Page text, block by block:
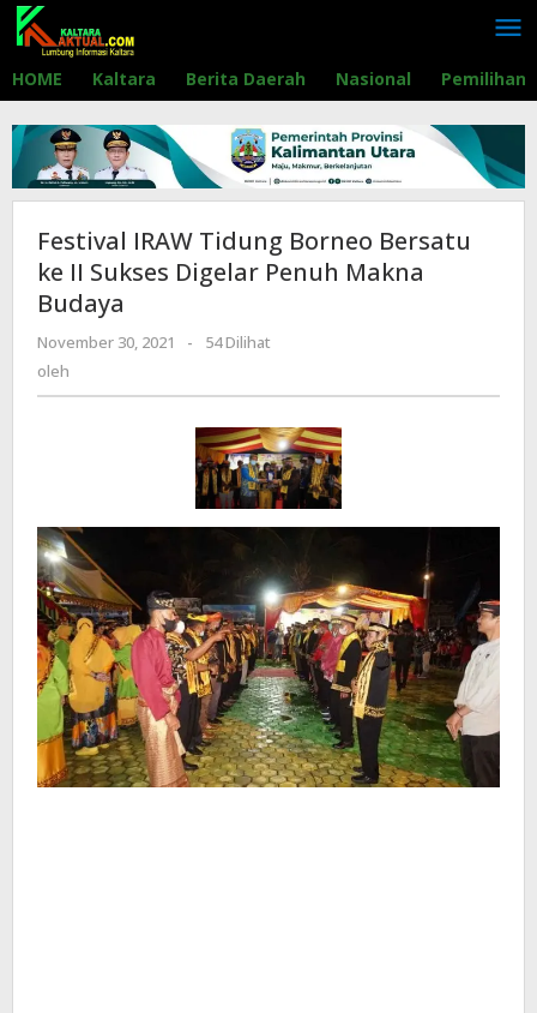
Lewati
konten
HOME Kaltara Berita Daerah Nasional Pemilihan
Festival IRAW Tidung Borneo Bersatu
ke II Sukses Digelar Penuh Makna
Budaya
November 30, 2021 oleh
-
54 Dilihat
oleh